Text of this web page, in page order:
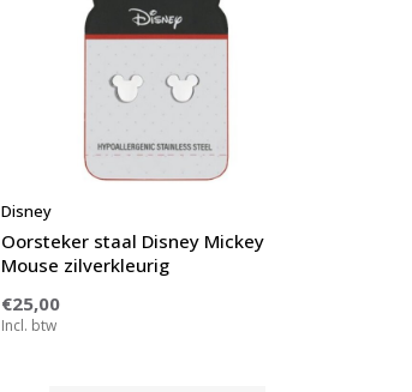
Disney
Oorsteker staal Disney Mickey
Mouse zilverkleurig
€25,00
Incl. btw